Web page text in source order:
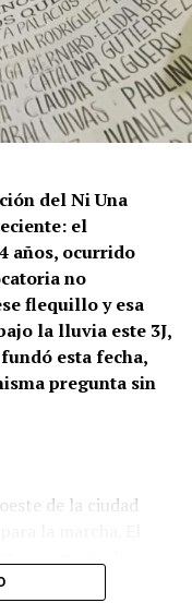
de (no)
que lo
del Ni Una
el
años, ocurrido
no
flequillo y esa
la lluvia este 3J,
esta fecha,
pregunta sin
de la ciudad
pequeño de
que será una